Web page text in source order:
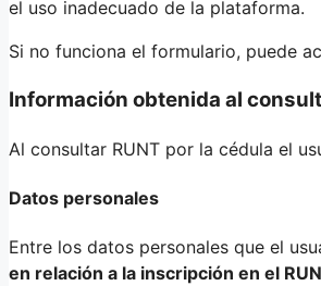
el uso inadecuado de la plataforma.
Si no funciona el formulario, puede
Información obtenida al
Al consultar RUNT por la cédula el
Datos personales
Entre los datos personales que el
en relación a la inscripción en el